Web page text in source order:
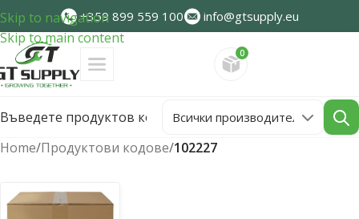
Skip to navigation
Skip to main content
+359 899 559 100 info@gtsupply.eu
0
Home/Продуктови кодове/102227